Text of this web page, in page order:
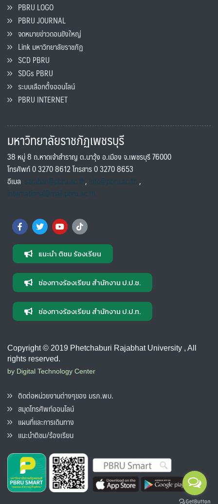
PBRU LOGO
PBRU JOURNAL
จดหมายข่าวดอนขังใหญ่
Link มหาวิทยาลัยราชภัฏ
SCD PBRU
SDGs PBRU
ระบบเลือกตั้งออนไลน์
PBRU INTERNET
มหาวิทยาลัยราชภัฏเพชรบุรี
38 หมู่ 8 ถ.หาดเจ้าสำราญ ต.นาวุ้ง อ.เมือง จ.เพชรบุรี 76000
โทรศัพท์ 0 3270 8612 โทรสาร 0 3270 8653
อีเมล saraban@pbru.ac.th, info@pbru.ac.th,
international@mail.pbru.ac.th
แนะนำ ติชม ร้องเรียน
ช่องทางร้องเรียน สำนักงาน ป.ป.ช.
ช่องทางร้องเรียน สำนักงาน ป.ป.ท.
Copyright © 2019 Phetchaburi Rajabhat University , All
rights reserved.
by Digital Technology Center
ติดต่อหน่วยงานต่างๆของ มรภ.พบ.
สมุดโทรศัพท์ออนไลน์
แผนที่และการเดินทาง
แนะนำติชม/ร้องเรียน